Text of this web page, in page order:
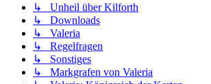
↳ Unheil über Kilforth
↳ Downloads
↳ Valeria
↳ Regelfragen
↳ Sonstiges
↳ Markgrafen von Valeria